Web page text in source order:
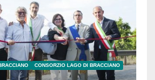
CONSORZIO LAGO DI BRACCIANO